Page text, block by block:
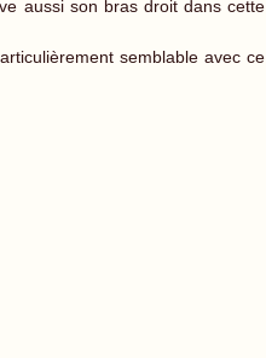
aussi son bras droit dans cette
semblable avec ce